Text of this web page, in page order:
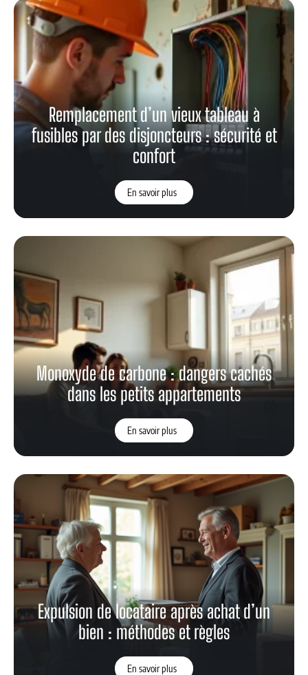
Remplacement d’un vieux tableau à
fusibles par des disjoncteurs : sécurité et
confort
En savoir plus
Monoxyde de carbone : dangers cachés
dans les petits appartements
En savoir plus
Expulsion de locataire après achat d’un
bien : méthodes et règles
En savoir plus